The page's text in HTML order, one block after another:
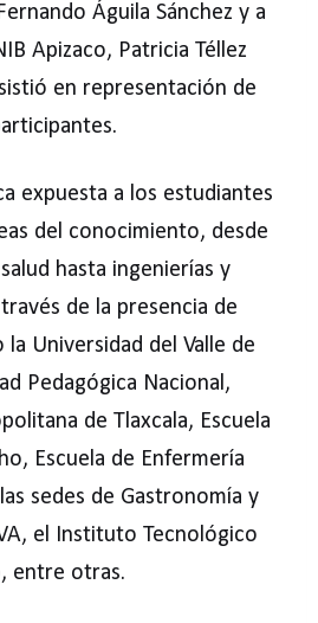
Águila Sánchez y a
Apizaco, Patricia Téllez
en representación de
expuesta a los estudiantes
del conocimiento, desde
hasta ingenierías y
de la presencia de
Universidad del Valle de
Pedagógica Nacional,
de Tlaxcala, Escuela
Escuela de Enfermería
sedes de Gastronomía y
el Instituto Tecnológico
entre otras.